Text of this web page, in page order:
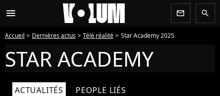
menu newsletter search
Accueil Dernières actus Télé réalité Star Academy 2025
STAR ACADEMY
ACTUALITÉS PEOPLE LIÉS